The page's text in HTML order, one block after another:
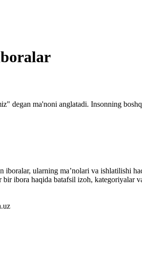
degan ma'noni anglatadi. Insonning
ularning maʼnolari va ishlatilishi
ibora haqida batafsil izoh,